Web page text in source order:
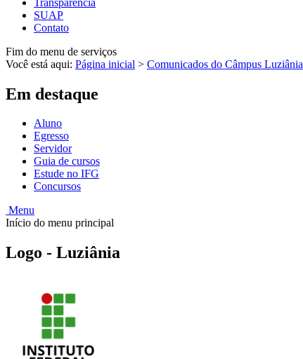
SUAP
Contato
Fim do menu de serviços
Você está aqui: Página inicial > Comunicados do Câmpus Luziânia
Em destaque
Aluno
Egresso
Servidor
Guia de cursos
Estude no IFG
Concursos
Menu
Início do menu principal
Logo - Luziânia